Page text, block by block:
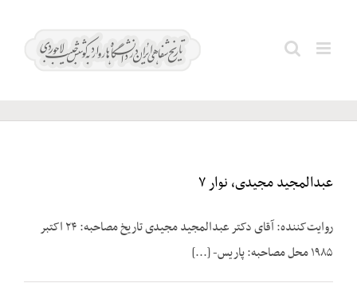
انقلاب
عبدالمجید مجیدی، نوار ۷
روایت‌کننده: آقای دکتر عبدالمجید مجیدی تاریخ مصاحبه: ۲۴ اکتبر
۱۹۸۵ محل مصاحبه: پاریس- [...]